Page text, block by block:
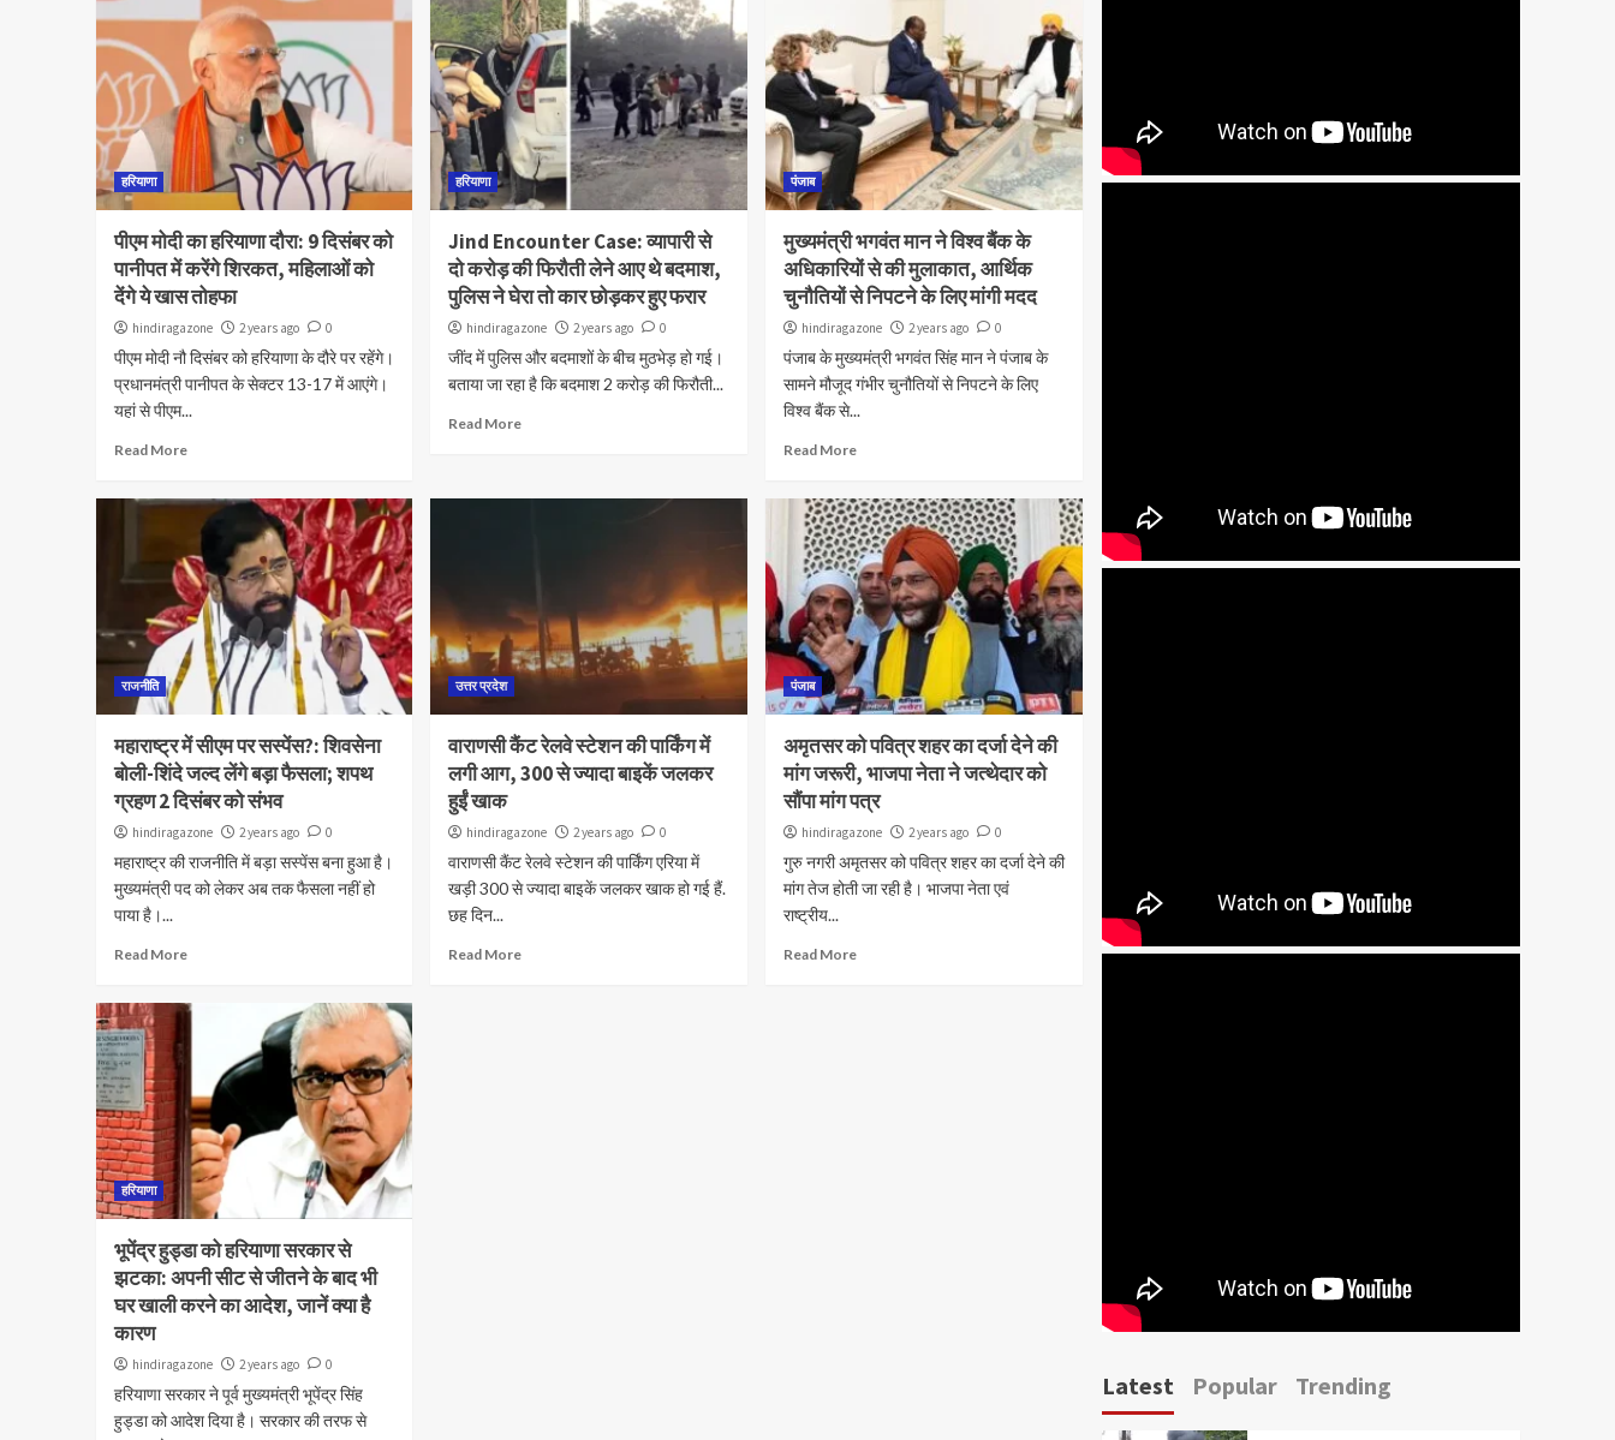
हरियाणा
पीएम मोदी का हरियाणा दौरा: 9 दिसंबर को
पानीपत में करेंगे शिरकत, महिलाओं को
देंगे ये खास तोहफा
hindiragazone 2 years ago 0
पीएम मोदी नौ दिसंबर को हरियाणा के दौरे पर रहेंगे।
प्रधानमंत्री पानीपत के सेक्टर 13-17 में आएंगे।
यहां से पीएम...
Read More
हरियाणा
Jind Encounter Case: व्यापारी से
दो करोड़ की फिरौती लेने आए थे बदमाश,
पुलिस ने घेरा तो कार छोड़कर हुए फरार
hindiragazone 2 years ago 0
जींद में पुलिस और बदमाशों के बीच मुठभेड़ हो गई।
बताया जा रहा है कि बदमाश 2 करोड़ की फिरौती...
Read More
पंजाब
मुख्यमंत्री भगवंत मान ने विश्व बैंक के
अधिकारियों से की मुलाकात, आर्थिक
चुनौतियों से निपटने के लिए मांगी मदद
hindiragazone 2 years ago 0
पंजाब के मुख्यमंत्री भगवंत सिंह मान ने पंजाब के
सामने मौजूद गंभीर चुनौतियों से निपटने के लिए
विश्व बैंक से...
Read More
राजनीति
महाराष्ट्र में सीएम पर सस्पेंस?: शिवसेना
बोली-शिंदे जल्द लेंगे बड़ा फैसला; शपथ
ग्रहण 2 दिसंबर को संभव
hindiragazone 2 years ago 0
महाराष्ट्र की राजनीति में बड़ा सस्पेंस बना हुआ है।
मुख्यमंत्री पद को लेकर अब तक फैसला नहीं हो
पाया है।...
Read More
उत्तर प्रदेश
वाराणसी कैंट रेलवे स्टेशन की पार्किंग में
लगी आग, 300 से ज्यादा बाइकें जलकर
हुईं खाक
hindiragazone 2 years ago 0
वाराणसी कैंट रेलवे स्टेशन की पार्किंग एरिया में
खड़ी 300 से ज्यादा बाइकें जलकर खाक हो गई हैं.
छह दिन...
Read More
पंजाब
अमृतसर को पवित्र शहर का दर्जा देने की
मांग जरूरी, भाजपा नेता ने जत्थेदार को
सौंपा मांग पत्र
hindiragazone 2 years ago 0
गुरु नगरी अमृतसर को पवित्र शहर का दर्जा देने की
मांग तेज होती जा रही है। भाजपा नेता एवं
राष्ट्रीय...
Read More
हरियाणा
भूपेंद्र हुड्डा को हरियाणा सरकार से
झटका: अपनी सीट से जीतने के बाद भी
घर खाली करने का आदेश, जानें क्या है
कारण
hindiragazone 2 years ago 0
हरियाणा सरकार ने पूर्व मुख्यमंत्री भूपेंद्र सिंह
हुड्डा को आदेश दिया है। सरकार की तरफ से
Latest Popular Trending